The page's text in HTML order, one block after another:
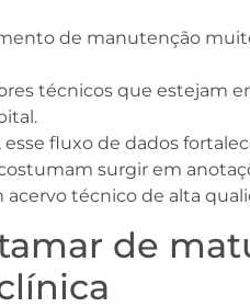
de manutenção
técnicos que estejam
fluxo de dados
surgir em
técnico de alta
de